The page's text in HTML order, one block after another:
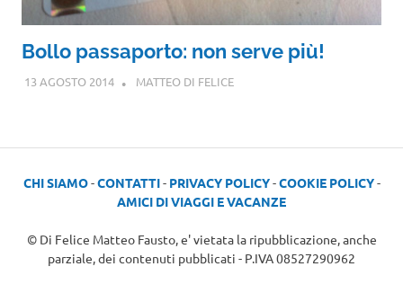
Bollo passaporto: non serve più!
13 AGOSTO 2014 MATTEO DI FELICE
CHI SIAMO-CONTATTI- PRIVACY POLICY-COOKIE POLICY-
AMICI DI VIAGGI E VACANZE
© Di Felice Matteo Fausto, e' vietata la ripubblicazione, anche
parziale, dei contenuti pubblicati - P.IVA 08527290962